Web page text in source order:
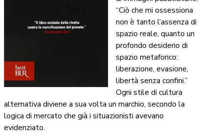
“Ciò che mi ossessiona
non è tanto l’assenza di
spazio reale, quanto un
profondo desiderio di
spazio metaforico:
liberazione, evasione,
libertà senza confini.”
Ogni stile di cultura
alternativa diviene a sua volta un marchio, secondo la
logica di mercato che già i situazionisti avevano
evidenziato.